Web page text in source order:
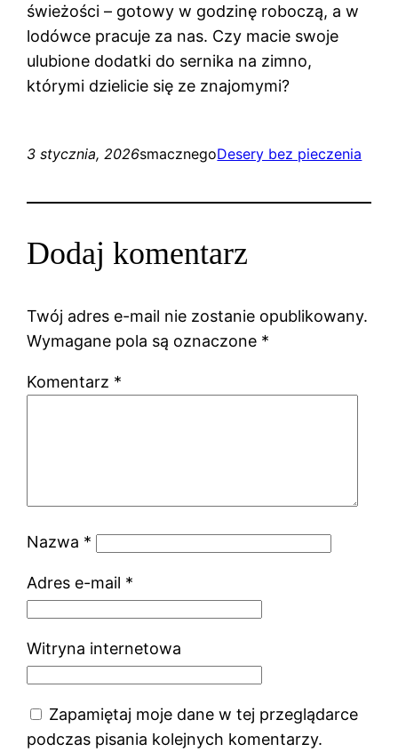
świeżości – gotowy w godzinę roboczą, a w
lodówce pracuje za nas. Czy macie swoje
ulubione dodatki do sernika na zimno,
którymi dzielicie się ze znajomymi?
3 stycznia, 2026smacznegoDesery bez pieczenia
Dodaj komentarz
Twój adres e-mail nie zostanie opublikowany.
Wymagane pola są oznaczone *
Komentarz *
Nazwa *
Adres e-mail *
Witryna internetowa
Zapamiętaj moje dane w tej przeglądarce
podczas pisania kolejnych komentarzy.